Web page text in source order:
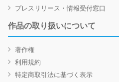
プレスリリース・情報受付窓口
作品の取り扱いについて
著作権
利用規約
特定商取引法に基づく表示